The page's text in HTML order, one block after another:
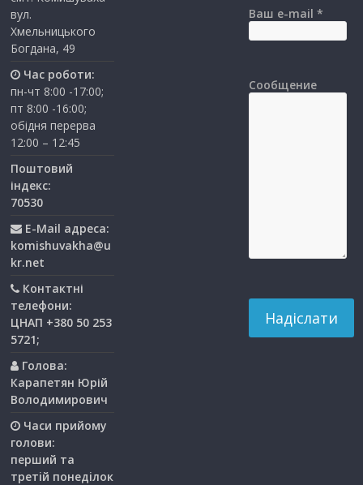
вул.
Хмельницького
Богдана, 49
Час роботи:
пн-чт 8:00 -17:00;
пт 8:00 -16:00;
обідня перерва
12:00 – 12:45
Поштовий
індекс:
70530
E-Mail адреса:
komishuvakha@u
kr.net
Контактні
телефони:
ЦНАП +380 50 253
5721;
Голова:
Карапетян Юрій
Володимирович
Часи прийому
голови:
перший та
третiй понедiлок
Ваш e-mail *
Сообщение